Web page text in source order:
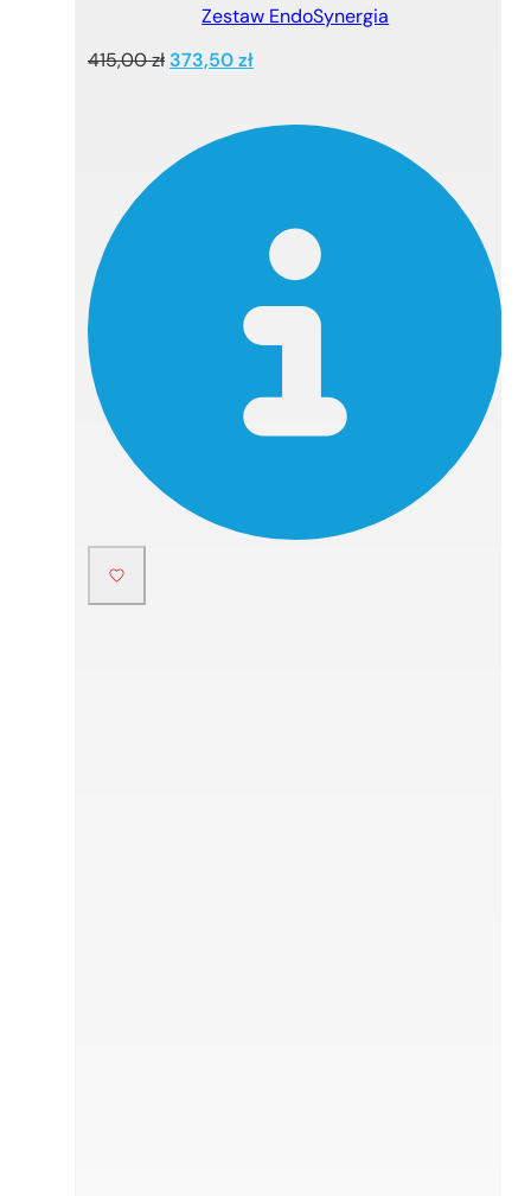
Zestaw EndoSynergia
415,00zł Pierwotna
415,00 zł.
373,50złAktualna
373,50 zł.